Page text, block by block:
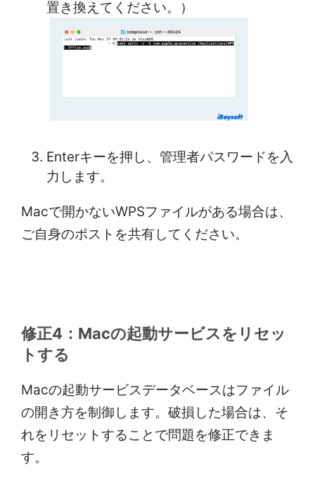
置き換えてください。）
Enterキーを押し、管理者パスワードを入
力します。
Macで開かないWPSファイルがある場合は、
ご自身のポストを共有してください。
修正4：Macの起動サービスをリセッ
トする
Macの起動サービスデータベースはファイル
の開き方を制御します。破損した場合は、そ
れをリセットすることで問題を修正できま
す。